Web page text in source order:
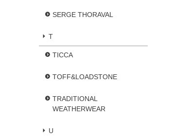
SERGE THORAVAL
T
TICCA
TOFF&LOADSTONE
TRADITIONAL
WEATHERWEAR
U